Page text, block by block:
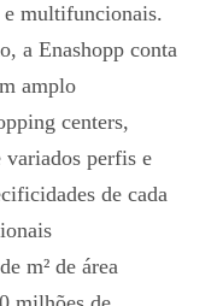
e multifuncionais.
a Enashopp conta
amplo
centers,
variados perfis e
de cada
m² de área